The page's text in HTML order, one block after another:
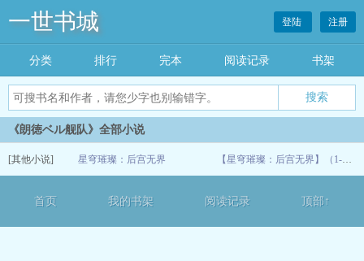
一世书城 登陆 注册
分类 排行 完本 阅读记录 书架
《朗徳ベル舰队》全部小说
[其他小说] 星穹璀璨：后宫无界 【星穹璀璨：后宫无界】（1-2）
首页 我的书架 阅读记录 顶部↑